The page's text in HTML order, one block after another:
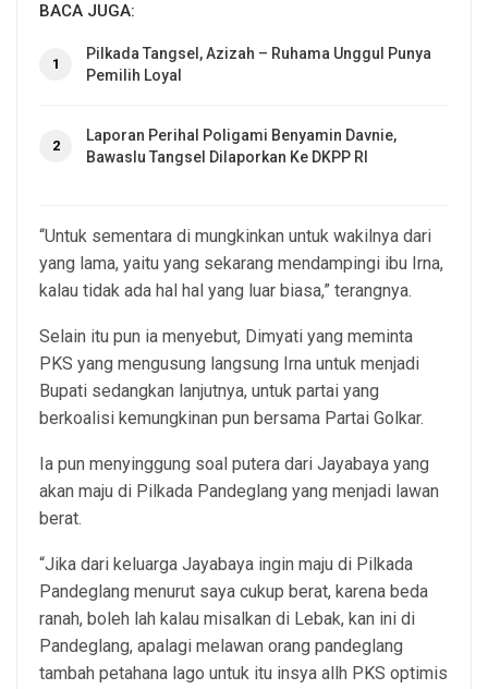
BACA JUGA:
1
Pilkada Tangsel, Azizah – Ruhama Unggul Punya
Pemilih Loyal
2
Laporan Perihal Poligami Benyamin Davnie,
Bawaslu Tangsel Dilaporkan Ke DKPP RI
“Untuk sementara di mungkinkan untuk wakilnya dari
yang lama, yaitu yang sekarang mendampingi ibu Irna,
kalau tidak ada hal hal yang luar biasa,” terangnya.
Selain itu pun ia menyebut, Dimyati yang meminta
PKS yang mengusung langsung Irna untuk menjadi
Bupati sedangkan lanjutnya, untuk partai yang
berkoalisi kemungkinan pun bersama Partai Golkar.
Ia pun menyinggung soal putera dari Jayabaya yang
akan maju di Pilkada Pandeglang yang menjadi lawan
berat.
“Jika dari keluarga Jayabaya ingin maju di Pilkada
Pandeglang menurut saya cukup berat, karena beda
ranah, boleh lah kalau misalkan di Lebak, kan ini di
Pandeglang, apalagi melawan orang pandeglang
tambah petahana lago untuk itu insya allh PKS optimis